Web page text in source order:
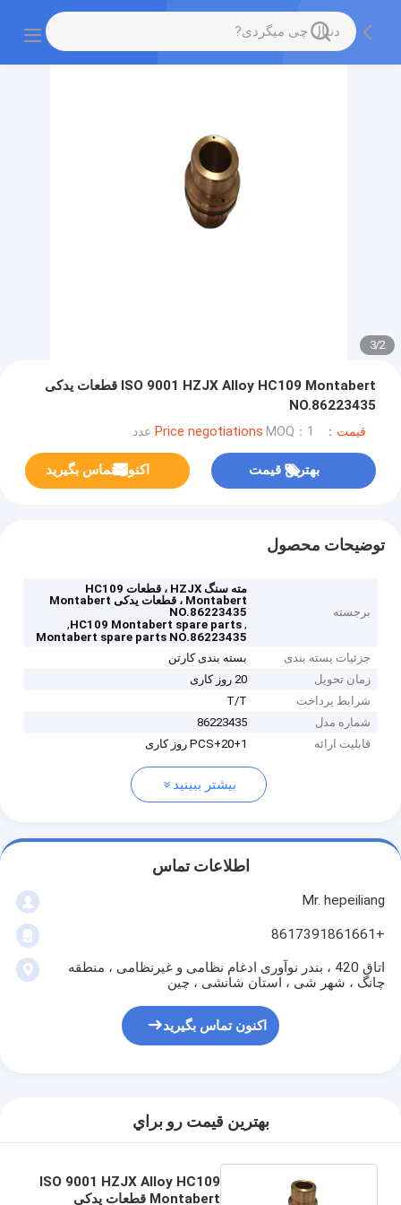
2
/
3
ISO 9001 HZJX Alloy HC109 Montabert قطعات یدکی
NO.86223435
قیمت：Price negotiations MOQ：1 عدد
بهترین قیمت اکنون تماس بگیرید
توضیحات محصول
برجسته
مته سنگ HZJX ، قطعات HC109
Montabert ، قطعات یدکی Montabert
NO.86223435
,
HC109 Montabert spare parts
,
Montabert spare parts NO.86223435
جزئیات بسته بندی
بسته بندی کارتن
زمان تحویل
20 روز کاری
شرایط پرداخت
T/T
شماره مدل
86223435
قابلیت ارائه
1+PCS+20 روز کاری
بیشتر ببینید
اطلاعات تماس
Mr. hepeiliang
+8617391861661
اتاق 420 ، بندر نوآوری ادغام نظامی و غیرنظامی ، منطقه
چانگ ، شهر شی ، استان شانشی ، چین
اکنون تماس بگیرید
بهترين قيمت رو براي
ISO 9001 HZJX Alloy HC109
Montabert قطعات یدکی